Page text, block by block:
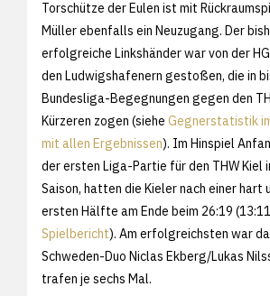
Torschütze der Eulen ist mit
Müller ebenfalls ein Neuzugang. Der
erfolgreiche Linkshänder war von der
den Ludwigshafenern gestoßen, die in
Bundesliga-Begegnungen gegen den
Kürzeren zogen (siehe Gegnerstatistik
mit allen Ergebnissen). Im Hinspiel
der ersten Liga-Partie für den THW Kiel
Saison, hatten die Kieler nach einer hart
ersten Hälfte am Ende beim 26:19
Spielbericht). Am erfolgreichsten war
Schweden-Duo Niclas Ekberg/Lukas
trafen je sechs Mal.